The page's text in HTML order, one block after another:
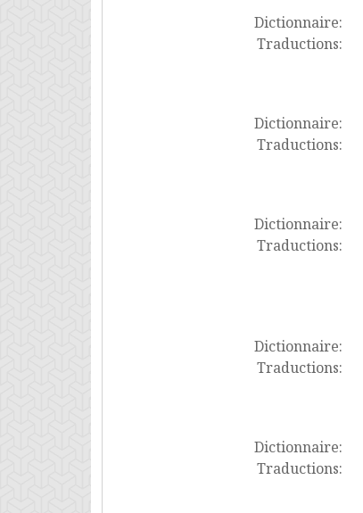
Dictionnaire:
Traductions:
Dictionnaire:
Traductions:
Dictionnaire:
Traductions:
Dictionnaire:
Traductions:
Dictionnaire:
Traductions: